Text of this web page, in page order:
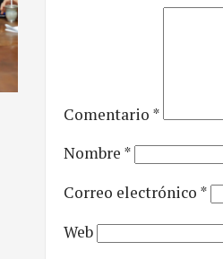
Comentario *
Nombre *
Correo electrónico *
Web